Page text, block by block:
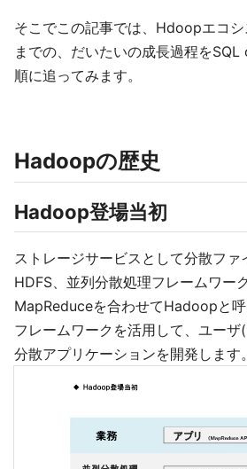
そこでこの記事では、Hdoopエコ
までの、だいたいの成長過程を
順に追ってみます。
Hadoopの歴史
Hadoop登場当初
ストレージサービスとして分散ファ
HDFS、並列分散処理フレームワー
MapReduceを合わせてHadoopと
フレームワークを活用して、ユー
分散アプリケーションを開発します。